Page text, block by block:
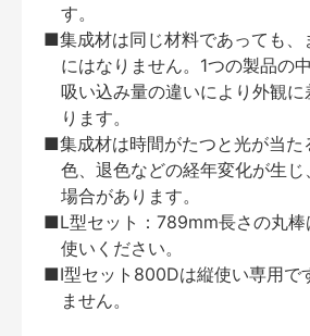
す。
■集成材は同じ材料であっても、
にはなりません。1つの製品の
吸い込み量の違いにより外観
ります。
■集成材は時間がたつと光が当た
色、退色などの経年変化が生じ
場合があります。
■L型セット：789mm長さの丸棒
使いください。
■I型セット800Dは縦使い専用で
ません。